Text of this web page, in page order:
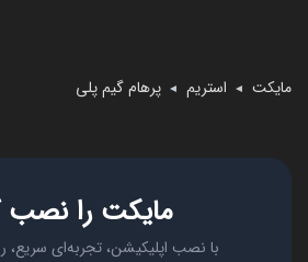
مایکت ◄ استریم ◄ پرهام گیم پلی
مایکت را نصب
با نصب اپلیکیشن، تجربه‌ای سریع،